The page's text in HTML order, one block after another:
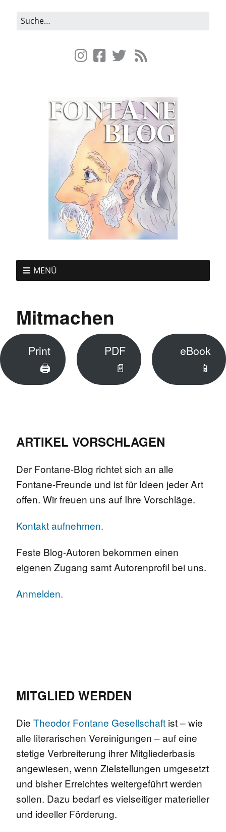
MENÜ
Mitmachen
Print
🖨
PDF
📄
eBook
📱
ARTIKEL VORSCHLAGEN
Der Fontane-Blog richtet sich an alle
Fontane-Freunde und ist für Ideen jeder Art
offen. Wir freuen uns auf Ihre Vorschläge.
Kontakt aufnehmen.
Feste Blog-Autoren bekommen einen
eigenen Zugang samt Autorenprofil bei uns.
Anmelden.
MITGLIED WERDEN
Die Theodor Fontane Gesellschaft ist – wie
alle literarischen Vereinigungen – auf eine
stetige Verbreiterung ihrer Mitgliederbasis
angewiesen, wenn Zielstellungen umgesetzt
und bisher Erreichtes weitergeführt werden
sollen. Dazu bedarf es vielseitiger materieller
und ideeller Förderung.